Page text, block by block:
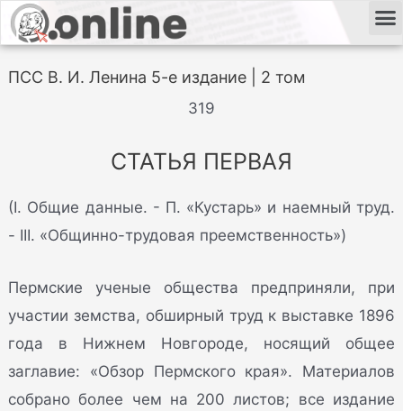
ПСС В. И. Ленина 5-е издание | 2 том
319
СТАТЬЯ ПЕРВАЯ
(I. Общие данные. - П. «Кустарь» и наемный труд.
- III. «Общинно-трудовая преемственность»)
Пермские ученые общества предприняли, при
участии земства, обширный труд к выставке 1896
года в Нижнем Новгороде, носящий общее
заглавие: «Обзор Пермского края». Материалов
собрано более чем на 200 листов; все издание